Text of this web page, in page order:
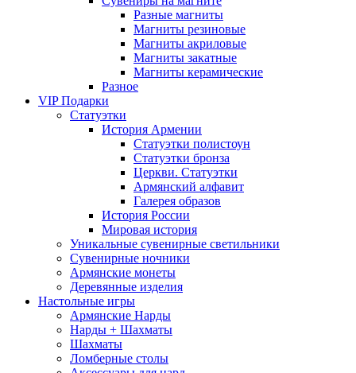
Разные магниты
Магниты резиновые
Магниты акриловые
Магниты закатные
Магниты керамические
Разное
VIP Подарки
Статуэтки
История Армении
Статуэтки полистоун
Статуэтки бронза
Церкви. Статуэтки
Армянский алфавит
Галерея образов
История России
Мировая история
Уникальные сувенирные светильники
Сувенирные ночники
Армянские монеты
Деревянные изделия
Настольные игры
Армянские Нарды
Нарды + Шахматы
Шахматы
Ломберные столы